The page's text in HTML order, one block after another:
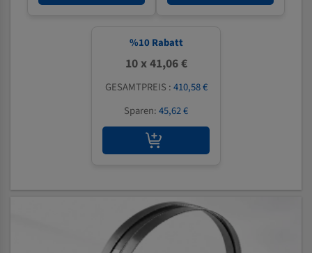
%10 Rabatt
10 x 41,06 €
GESAMTPREIS :410,58 €
Sparen:45,62 €